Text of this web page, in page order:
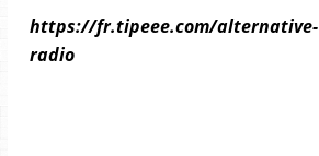
https://fr.tipeee.com/alternative-
radio